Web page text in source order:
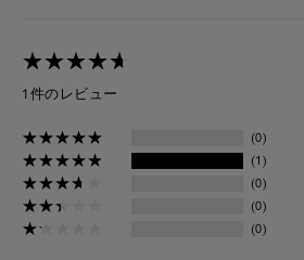
★★★★★
★★★★★
1件のレビュー
★★★★★
★★★★★ (0)
★★★★★
★★★★★ (1)
★★★★
★★★★ (0)
★★★
★★★ (0)
★★
★★ (0)